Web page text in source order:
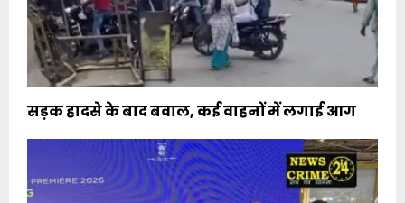
सड़क हादसे के बाद बवाल, कई वाहनों में लगाई आग